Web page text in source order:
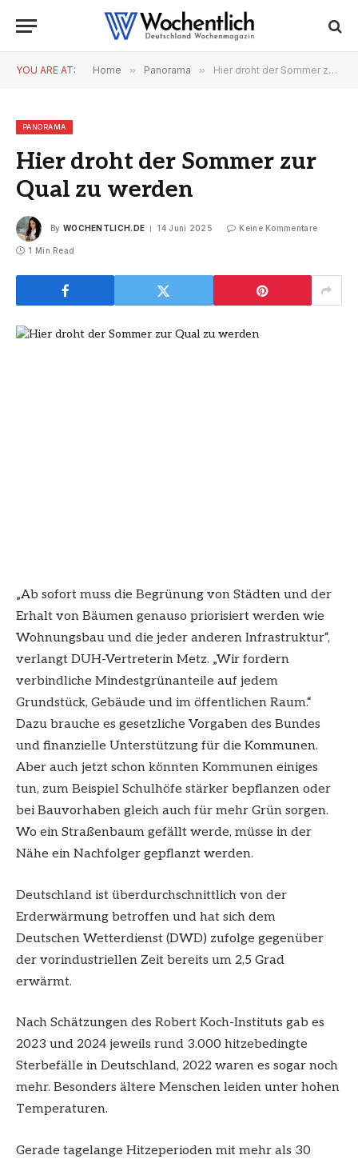
YOU ARE AT: Home » Panorama » Hier droht der Sommer zur Qual zu werden
PANORAMA
Hier droht der Sommer zur
Qual zu werden
By WOCHENTLICH.DE 14 Juni 2025 Keine Kommentare
1 Min Read
„Ab sofort muss die Begrünung von Städten und der
Erhalt von Bäumen genauso priorisiert werden wie
Wohnungsbau und die jeder anderen Infrastruktur“,
verlangt DUH-Vertreterin Metz. „Wir fordern
verbindliche Mindestgrünanteile auf jedem
Grundstück, Gebäude und im öffentlichen Raum.“
Dazu brauche es gesetzliche Vorgaben des Bundes
und finanzielle Unterstützung für die Kommunen.
Aber auch jetzt schon könnten Kommunen einiges
tun, zum Beispiel Schulhöfe stärker bepflanzen oder
bei Bauvorhaben gleich auch für mehr Grün sorgen.
Wo ein Straßenbaum gefällt werde, müsse in der
Nähe ein Nachfolger gepflanzt werden.
Deutschland ist überdurchschnittlich von der
Erderwärmung betroffen und hat sich dem
Deutschen Wetterdienst (DWD) zufolge gegenüber
der vorindustriellen Zeit bereits um 2,5 Grad
erwärmt.
Nach Schätzungen des Robert Koch-Instituts gab es
2023 und 2024 jeweils rund 3.000 hitzebedingte
Sterbefälle in Deutschland, 2022 waren es sogar noch
mehr. Besonders ältere Menschen leiden unter hohen
Temperaturen.
Gerade tagelange Hitzeperioden mit mehr als 30